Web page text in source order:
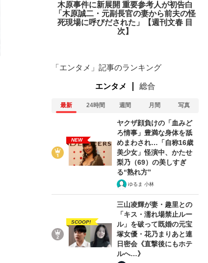
木原事件に新展開 重要参考人が初告白
「木原誠二・元副長官の妻から前夫の怪
死現場に呼びだされた」【週刊文春 目
次】
「エンタメ」記事のランキング
エンタメ 総合
最新 24時間 週間 月間 写真
NEW
ヤクザ顔負けの「血みど
ろ情事」豊満な身体を舐
めまわされ…「自称16歳
美少女」怪演中、かたせ
梨乃（69）の美しすぎ
る“熟れ方”
ゆるま 小林
SCOOP!
三山凌輝が妻・趣里との
「キス・濡れ場禁止ルー
ル」を破って既婚の元宝
塚女優・花乃まりあと連
日密会《直撃後にもホテ
ルへ…》